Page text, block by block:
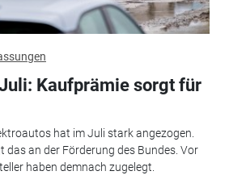
Kaufprämie sorgt für
hat im Juli stark angezogen.
das an der Förderung des Bundes. Vor
haben demnach zugelegt.